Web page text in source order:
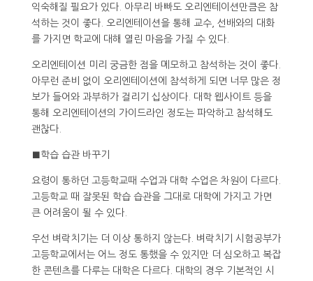
익숙해질 필요가 있다. 아무리 바빠도 오리엔테이션만큼은 참
석하는 것이 좋다. 오리엔테이션을 통해 교수, 선배와의 대화
를 가지면 학교에 대해 열린 마음을 가질 수 있다.
오리엔테이션 미리 궁금한 점을 메모하고 참석하는 것이 좋다.
아무런 준비 없이 오리엔테이션에 참석하게 되면 너무 많은 정
보가 들어와 과부하가 걸리기 십상이다. 대학 웹사이트 등을
통해 오리엔테이션의 가이드라인 정도는 파악하고 참석해도
괜찮다.
■학습 습관 바꾸기
요령이 통하던 고등학교때 수업과 대학 수업은 차원이 다르다.
고등학교 때 잘못된 학습 습관을 그대로 대학에 가지고 가면
큰 어려움이 될 수 있다.
우선 벼락치기는 더 이상 통하지 않는다. 벼락치기 시험공부가
고등학교에서는 어느 정도 통했을 수 있지만 더 심오하고 복잡
한 콘텐츠를 다루는 대학은 다르다. 대학의 경우 기본적인 시